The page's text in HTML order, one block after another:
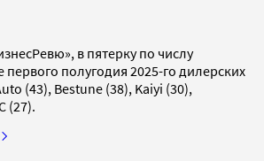
в пятерку по числу
первого полугодия 2025-го дилерских
(43), Bestune (38), Kaiyi (30),
(27).